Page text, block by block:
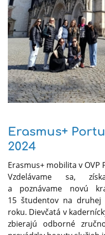
Erasmus+
2024
Erasmus+ mobilita v OVP
Vzdelávame sa,
a poznávame novú
15 študentov na
roku. Dievčatá v
zbierajú odborné